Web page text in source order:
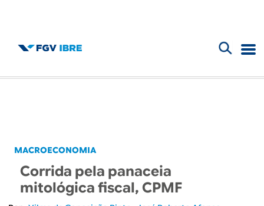
B
g
o
l
á
MACROECONOMIA
Corrida pela panaceia
mitológica fiscal, CPMF